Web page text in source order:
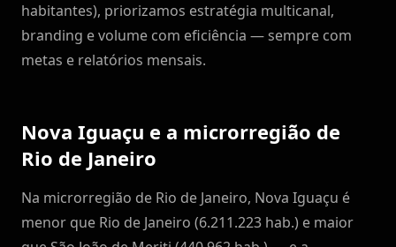
habitantes), priorizamos estratégia multicanal,
branding e volume com eficiência — sempre com
metas e relatórios mensais.
Nova Iguaçu e a microrregião de
Rio de Janeiro
Na microrregião de Rio de Janeiro, Nova Iguaçu é
menor que Rio de Janeiro (6.211.223 hab.) e maior